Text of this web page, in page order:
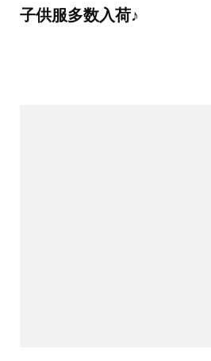
子供服多数入荷♪